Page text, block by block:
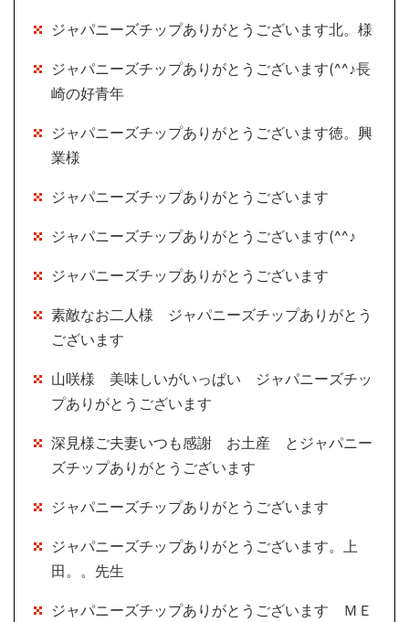
ジャパニーズチップありがとうございます北。様
ジャパニーズチップありがとうございます(^^♪長
崎の好青年
ジャパニーズチップありがとうございます徳。興
業様
ジャパニーズチップありがとうございます
ジャパニーズチップありがとうございます(^^♪
ジャパニーズチップありがとうございます
素敵なお二人様 ジャパニーズチップありがとう
ございます
山咲様 美味しいがいっぱい ジャパニーズチッ
プありがとうございます
深見様ご夫妻いつも感謝 お土産 とジャパニー
ズチップありがとうございます
ジャパニーズチップありがとうございます
ジャパニーズチップありがとうございます。上
田。。先生
ジャパニーズチップありがとうございます ＭＥ